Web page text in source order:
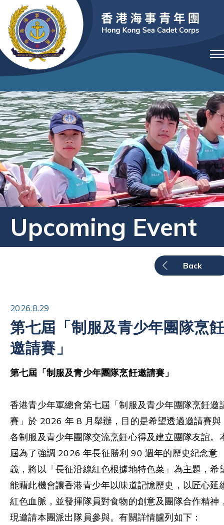
Upcoming Event
Back
2026.8.29
第七屆「制服及青少年團隊烹
邀請賽」
第七屆「制服及青少年團隊烹飪邀請賽」
香港青少年軍總會第七屆「制服及青少年團隊烹飪邀
賽」於 2026 年 8 月舉辦，目的是希望透過邀請賽與
各制服及青少年團隊交流烹飪心得及建立團隊友誼。
屆為了強調 2026 年長征勝利 90 週年的歷史紀念意
義，將以「長征沿線紅色根據地特色菜」為主題，希
能藉此機會讓香港青少年以味道記憶歷史，以匠心延
紅色血脈，並發揮隊員對食物的創意及團隊合作精神
現邀請本團派出隊員參與。有關詳情臚列如下：